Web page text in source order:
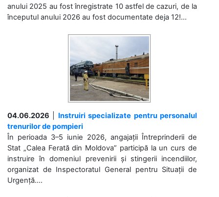
anului 2025 au fost înregistrate 10 astfel de cazuri, de la
începutul anului 2026 au fost documentate deja 12!...
04.06.2026
Instruiri specializate pentru personalul
trenurilor de pompieri
În perioada 3–5 iunie 2026, angajații Întreprinderii de
Stat „Calea Ferată din Moldova” participă la un curs de
instruire în domeniul prevenirii și stingerii incendiilor,
organizat de Inspectoratul General pentru Situații de
Urgență....